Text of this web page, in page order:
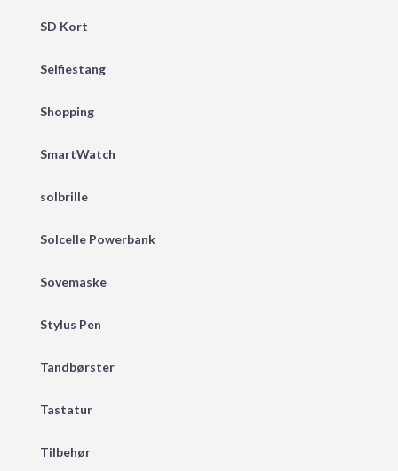
SD Kort
Selfiestang
Shopping
SmartWatch
solbrille
Solcelle Powerbank
Sovemaske
Stylus Pen
Tandbørster
Tastatur
Tilbehør